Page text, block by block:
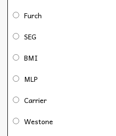
Furch
SEG
BMI
MLP
Carrier
Westone